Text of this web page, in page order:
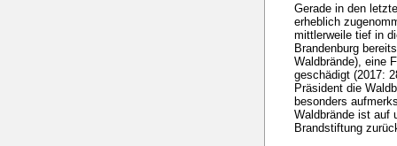
Gerade in den
erheblich
mittlerweile tief in
Brandenburg
Waldbrände), eine
geschädigt (2017:
Präsident die
besonders
Waldbrände ist auf
Brandstiftung